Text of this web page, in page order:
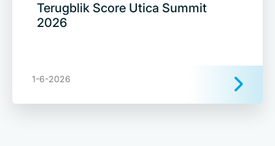
Terugblik Score Utica Summit
2026
1-6-2026